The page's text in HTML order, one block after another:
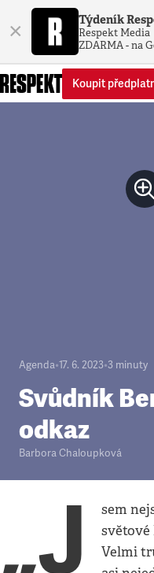
× Týdeník
Respekt Media
ZDARMA - na
Koupit
Agenda•17. 6. 2023•3 minuty
Svůdník
odkaz
Barbora Chaloupková
„J
sem
světové
Velmi